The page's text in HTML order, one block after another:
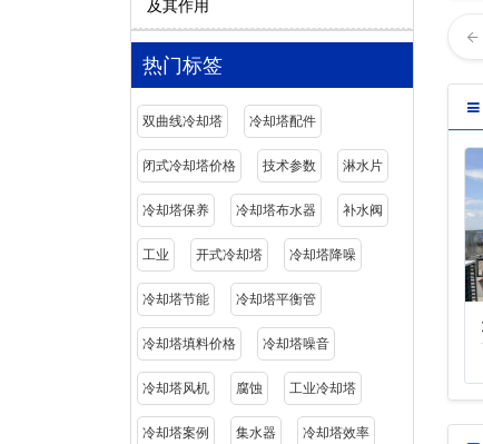
及其作用
热门标签
双曲线冷却塔 冷却塔配件
闭式冷却塔价格 技术参数 淋水片
冷却塔保养 冷却塔布水器 补水阀
工业 开式冷却塔 冷却塔降噪
冷却塔节能 冷却塔平衡管
冷却塔填料价格 冷却塔噪音
冷却塔风机 腐蚀 工业冷却塔
冷却塔案例 集水器 冷却塔效率
横流式冷却塔价格
288
闭式逆流冷却塔
11-05